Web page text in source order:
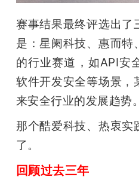
赛事结果最终评选出了
是：星阑科技、惠而特
的行业赛道，如API安
软件开发安全等场景，
来安全行业的发展趋势。
那个酷爱科技、热衷
了。
回顾过去三年